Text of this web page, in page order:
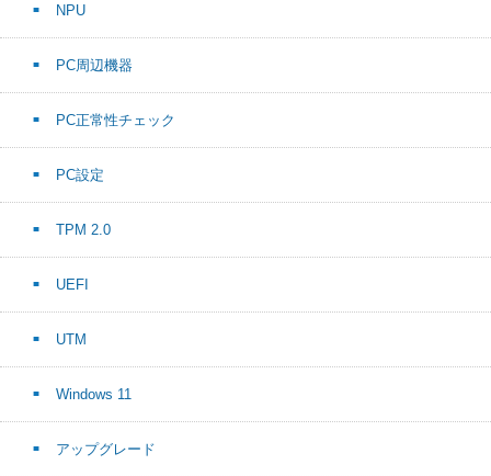
NPU
PC周辺機器
PC正常性チェック
PC設定
TPM 2.0
UEFI
UTM
Windows 11
アップグレード